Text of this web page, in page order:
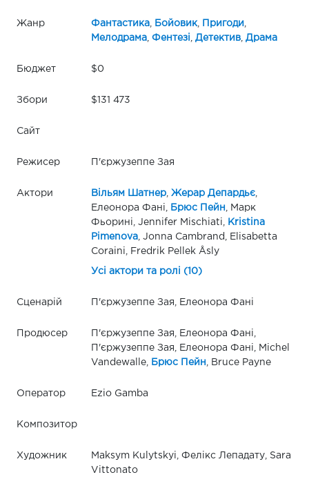
Жанр Фантастика, Бойовик, Пригоди
Мелодрама, Фентезі Детектив, Драма
Бюджет $0
Збори $131 473
Сайт
Режисер П'єржузеппе Зая
Актори Вільям Шатнер, Жерар Депардьє,
Елеонора Фані,
Брюс Пейн , Марк
Фьорині, Jennifer Mischiati,
Kristina
Pimenova, Jonna Cambrand, Elisabetta
Coraini, Fredrik Pellek Åsly
Усі актори та ролі (10)
Сценарій П'єржузеппе Зая, Елеонора Фані
Продюсер
П'єржузеппе Зая, Елеонора Фані,
П'єржузеппе Зая, Елеонора Фані, Michel
Vandewalle,
Брюс Пейн , Bruce Payne
Оператор Ezio Gamba
Композитор
Художник
Maksym Kulytskyi, Фелікс Лепадату, Sara
Vittonato